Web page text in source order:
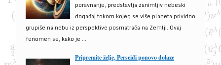
poravnanje, predstavlja zanimljiv nebeski
događaj tokom kojeg se više planeta prividno
grupiše na nebu iz perspektive posmatrača na Zemlji. Ovaj
fenomen se, kako je ...
Pripremite želje, Perseidi ponovo dolaze